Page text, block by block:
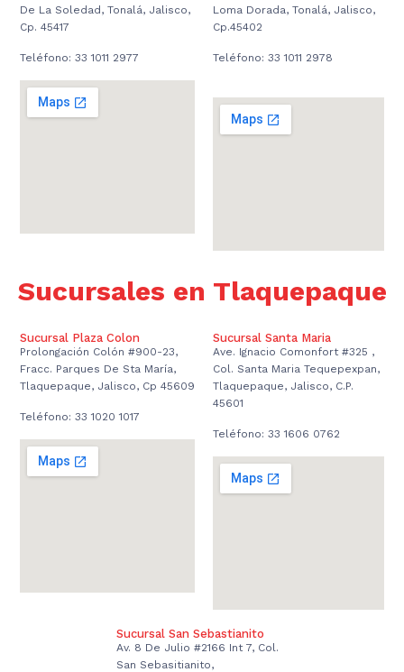
De La Soledad, Tonalá, Jalisco,
Cp. 45417
Teléfono: 33 1011 2977
Loma Dorada, Tonalá, Jalisco,
Cp.45402
Teléfono: 33 1011 2978
Sucursales en Tlaquepaque
Sucursal Plaza Colon
Prolongación Colón #900-23,
Fracc. Parques De Sta María,
Tlaquepaque, Jalisco, Cp 45609
Teléfono: 33 1020 1017
Sucursal Santa Maria
Ave. Ignacio Comonfort #325 ,
Col. Santa Maria Tequepexpan,
Tlaquepaque, Jalisco, C.P.
45601
Teléfono: 33 1606 0762
Sucursal San Sebastianito
Av. 8 De Julio #2166 Int 7, Col.
San Sebasitianito,